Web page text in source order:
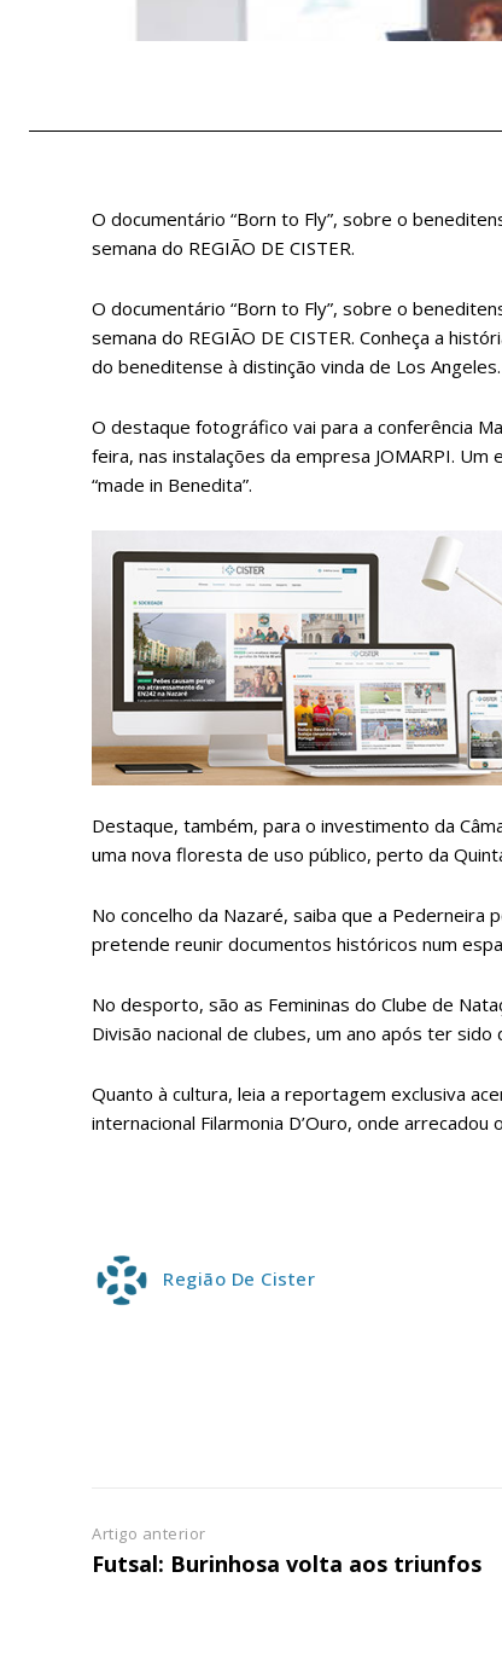
Edição em
Acesso ao
Acesso aos
O documentário “Born to Fly”, sobre o
semana do REGIÃO DE CISTER.
O documentário “Born to Fly”, sobre o
semana do REGIÃO DE CISTER. Conheça a
do beneditense à distinção vinda de Los Angeles.
O destaque fotográfico vai para a conferência
feira, nas instalações da empresa JOMARPI.
“made in Benedita”.
Destaque, também, para o investimento da
uma nova floresta de uso público, perto da
No concelho da Nazaré, saiba que a
pretende reunir documentos históricos num
No desporto, são as Femininas do Clube de
Divisão nacional de clubes, um ano após ter
Quanto à cultura, leia a reportagem exclusiva
internacional Filarmonia D’Ouro, onde arrecadou
Região De Cister
Artigo anterior
Futsal: Burinhosa volta aos triunfos